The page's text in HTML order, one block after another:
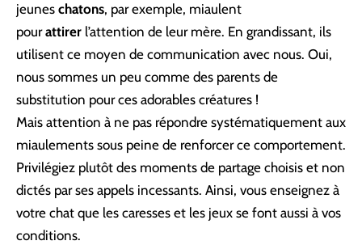
jeunes chatons, par exemple, miaulent
pourattirer l’attention de leur mère. En grandissant, ils
utilisent ce moyen de communication avec nous. Oui,
nous sommes un peu comme des parents de
substitution pour ces adorables créatures !
Mais attention à ne pas répondre systématiquement aux
miaulements sous peine de renforcer ce comportement.
Privilégiez plutôt des moments de partage choisis et non
dictés par ses appels incessants. Ainsi, vous enseignez à
votre chat que les caresses et les jeux se font aussi à vos
conditions.